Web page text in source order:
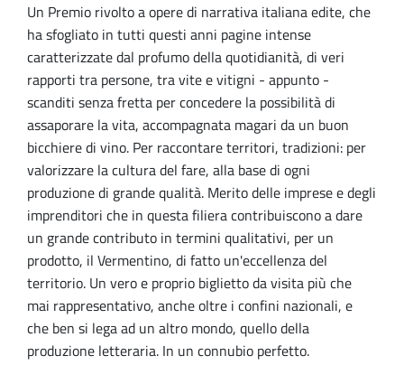
Un Premio rivolto a opere di narrativa italiana edite, che
ha sfogliato in tutti questi anni pagine intense
caratterizzate dal profumo della quotidianità, di veri
rapporti tra persone, tra vite e vitigni - appunto -
scanditi senza fretta per concedere la possibilità di
assaporare la vita, accompagnata magari da un buon
bicchiere di vino. Per raccontare territori, tradizioni: per
valorizzare la cultura del fare, alla base di ogni
produzione di grande qualità. Merito delle imprese e degli
imprenditori che in questa filiera contribuiscono a dare
un grande contributo in termini qualitativi, per un
prodotto, il Vermentino, di fatto un'eccellenza del
territorio. Un vero e proprio biglietto da visita più che
mai rappresentativo, anche oltre i confini nazionali, e
che ben si lega ad un altro mondo, quello della
produzione letteraria. In un connubio perfetto.